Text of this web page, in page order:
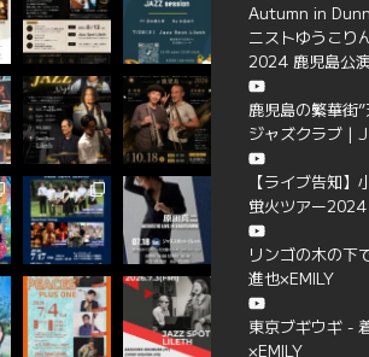
Autumn in
ニストゆうこり
2024 鹿児島公演
鹿児島の繁華街
ジャズクラブ |
【ライブ告知
蛍火ツアー
リンゴの木の下
進也×EMILY
東京ブギウギ -
×EMILY